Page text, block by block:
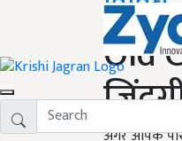
Old
अगर आपके